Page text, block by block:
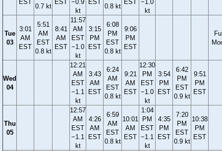
EST
0.7 kt
EST −0.9
kt
EST
0.8 kt
EST −1.0
kt
Tue
03
3:01
AM
EST
5:51
AM
EST
0.8 kt
8:41
AM
EST
11:57
AM
EST
−1.0
kt
3:15
PM
EST
6:08
PM
EST
0.8 kt
9:06
PM
EST
Wed
04
12:21
AM
EST
−1.1
kt
3:43
AM
EST
6:24
AM
EST
0.8 kt
9:21
AM
EST
12:30
PM
EST
−1.0
kt
3:54
PM
EST
6:42
PM
EST
0.9 kt
9:51
PM
EST
Thu
05
12:57
AM
EST
−1.1
kt
4:26
AM
EST
6:59
AM
EST
0.8 kt
10:01
AM
EST
1:04
PM
EST
−1.1
kt
4:35
PM
EST
7:20
PM
EST
0.9 kt
10:38
PM
EST